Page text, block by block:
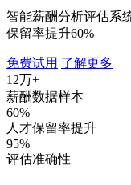
智能薪酬分析评估系
保留率提升60%
免费试用 了解更多
12万+
薪酬数据样本
60%
人才保留率提升
95%
评估准确性